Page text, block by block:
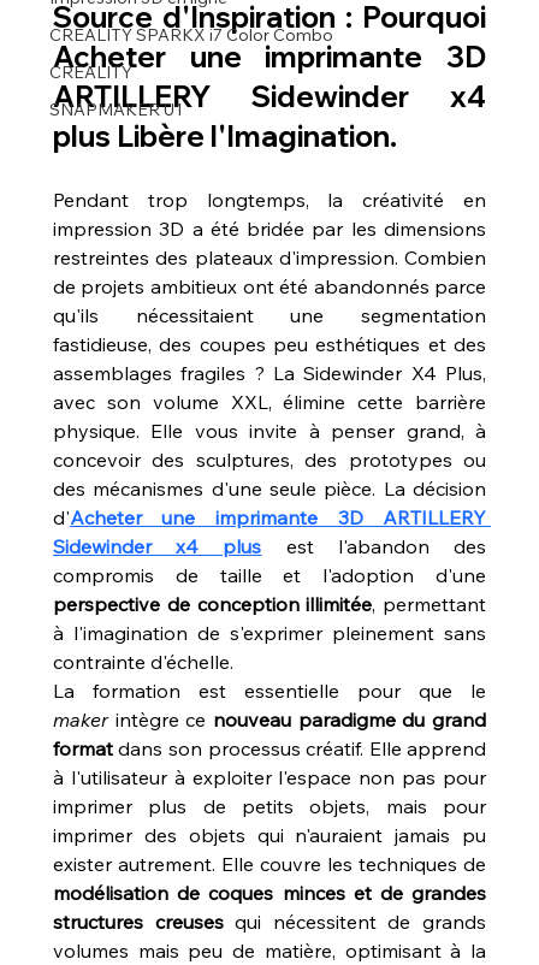
CREALITY SPARKX i7 Color Combo
CREALITY
SNAPMAKER U1
Acheter une imprimante 3D
ARTILLERY Sidewinder x4
plus Libère l'Imagination.
Pendant trop longtemps, la créativité en
impression 3D a été bridée par les dimensions
restreintes des plateaux d'impression. Combien
de projets ambitieux ont été abandonnés parce
qu'ils nécessitaient une segmentation
fastidieuse, des coupes peu esthétiques et des
assemblages fragiles ? La Sidewinder X4 Plus,
avec son volume XXL, élimine cette barrière
physique. Elle vous invite à penser grand, à
concevoir des sculptures, des prototypes ou
des mécanismes d'une seule pièce. La décision
d'Acheter une imprimante 3D ARTILLERY
Sidewinder x4 plus est l'abandon des
perspective de conception illimitée, permettant
à l'imagination de s'exprimer pleinement sans
contrainte d'échelle.
maker intègre ce nouveau paradigme du grand
format dans son processus créatif. Elle apprend
à l'utilisateur à exploiter l'espace non pas pour
imprimer plus de petits objets, mais pour
imprimer des objets qui n'auraient jamais pu
modélisation de coques minces et de grandes
structures creuses qui nécessitent de grands
volumes mais peu de matière, optimisant à la